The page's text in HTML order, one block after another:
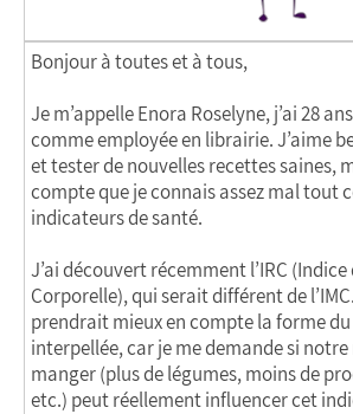
Bonjour à toutes et à tous,
Je m’appelle Enora Roselyne, j’ai 28
comme employée en librairie. J’aime
et tester de nouvelles recettes saines,
compte que je connais assez mal tout
indicateurs de santé.
J’ai découvert récemment l’IRC
Corporelle), qui serait différent de
prendrait mieux en compte la forme du
interpellée, car je me demande si
manger (plus de légumes, moins de
etc.) peut réellement influencer cet